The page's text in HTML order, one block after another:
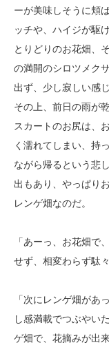
ーが美味しそうに頬
ッチや、ハイジが駆
とりどりのお花畑、
の満開のシロツメク
出ず、少し寂しい感
その上、前日の雨が
スカートのお尻は、
く濡れてしまい、持
ながら帰るという悲
出もあり、やっぱり
レンゲ畑なのだ。
「あーっ、お花畑で
せず、相変わらず駄
「次にレンゲ畑が
し感満載でつぶやい
ゲ畑で、花摘みが出